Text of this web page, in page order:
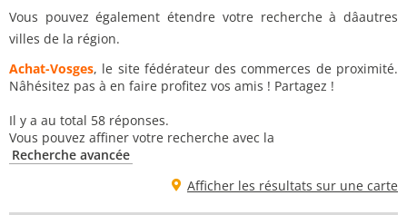
Vous pouvez également étendre votre recherche à dâautres
villes de la région.
Achat-Vosges, le site fédérateur des commerces de proximité.
Nâhésitez pas à en faire profitez vos amis ! Partagez !
Il y a au total 58 réponses.
Vous pouvez affiner votre recherche avec la
Recherche avancée
Afficher les résultats sur une carte